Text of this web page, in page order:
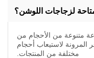
لزجاجات اللوشن؟
متنوعة من الأحجام من
يوفر المرونة لاستيعاب أحجام
مختلفة من المنتجات.